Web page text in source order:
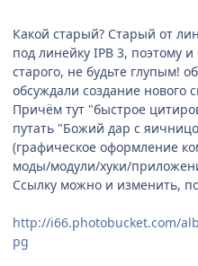
Какой старый? Старый от
под линейку IPB 3, поэтому
старого, не будьте глупым!
обсуждали создание нового
Причём тут "быстрое
путать "Божий дар с
(графическое оформление
моды/модули/хуки/
Ссылку можно и изменить,
http://i66.photobucket.com/
pg